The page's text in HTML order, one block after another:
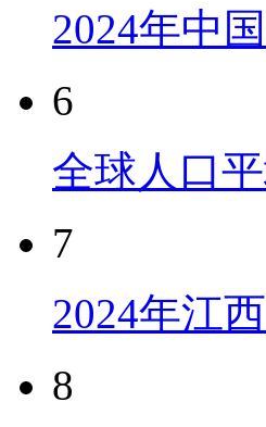
2024年中
6
全球人口
7
2024年江
8